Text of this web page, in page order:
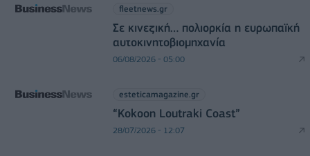
fleetnews.gr
Σε κινεζική… πολιορκία η ευρωπαϊκή
αυτοκινητοβιομηχανία
06/08/2026 - 05:00
esteticamagazine.gr
“Kokoon Loutraki Coast”
28/07/2026 - 12:07